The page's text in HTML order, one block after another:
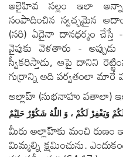
అలైహివ సల్లం ఇలా
సంపాదించిన స్వచ్ఛమైన
(సరి) ఏదైనా దానధర్మం
వైపుకు వెళతారు -
స్వీకరిస్తాడు, ఆపై దానిని
గుర్రాన్ని అది పర్వతంలా మారే
అల్లాహ్ (సుభనాహు వతాలా)
وَيَغْفِرْ لَكُمْ ، وَ اللّٰهُ شَكُوْرٌ حَلِيْمٌ
మీరు అల్లాహ్‌కు మంచి రుణం
మిమ్మల్ని క్షమించును.